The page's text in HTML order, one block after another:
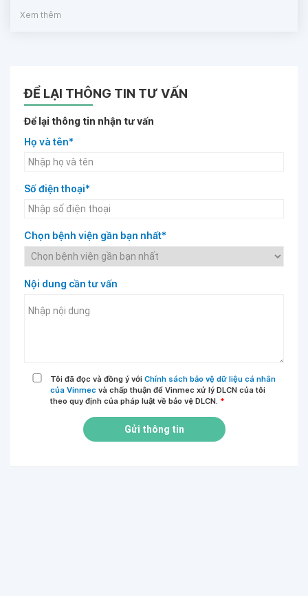
Xem thêm
ĐỂ LẠI THÔNG TIN TƯ VẤN
Để lại thông tin nhận tư vấn
Họ và tên*
Số điện thoại*
Chọn bệnh viện gần bạn nhất*
Nội dung cần tư vấn
Tôi đã đọc và đồng ý với Chính sách bảo vệ dữ liệu cá nhân
của Vinmec và chấp thuận để Vinmec xử lý DLCN của tôi
theo quy định của pháp luật về bảo vệ DLCN. *
Gửi thông tin